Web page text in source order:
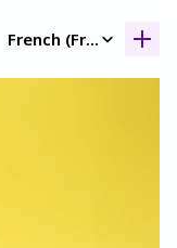
French (France)